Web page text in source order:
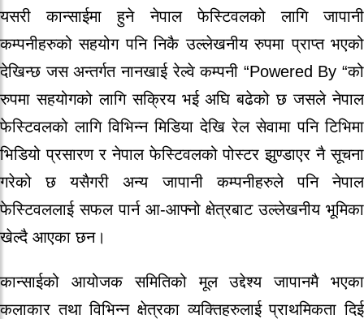
यसरी कान्साईमा हुने नेपाल फेस्टिवलको लागि जापानी
कम्पनीहरुको सहयोग पनि निकै उल्लेखनीय रुपमा प्राप्त भएको
देखिन्छ जस अन्तर्गत नानखाई रेल्वे कम्पनी “Powered By “को
रुपमा सहयोगको लागि सक्रिय भई अघि बढेको छ जसले नेपाल
फेस्टिवलको लागि विभिन्न मिडिया देखि रेल सेवामा पनि टिभिमा
भिडियो प्रसारण र नेपाल फेस्टिवलको पोस्टर झुण्डाएर नै सूचना
गरेको छ यसैगरी अन्य जापानी कम्पनीहरुले पनि नेपाल
फेस्टिवललाई सफल पार्न आ-आफ्नो क्षेत्रबाट उल्लेखनीय भूमिका
खेल्दै आएका छन।
कान्साईको आयोजक समितिको मूल उद्देश्य जापानमै भएका
कलाकार तथा विभिन्न क्षेत्रका व्यक्तिहरुलाई प्राथमिकता दिई